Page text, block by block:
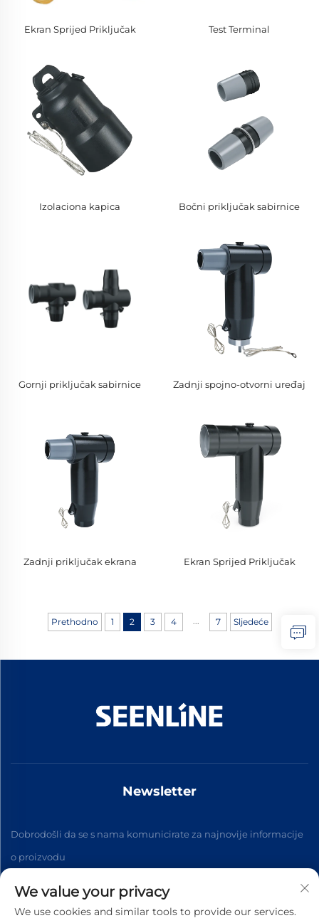
Ekran Sprijed Priključak Test Terminal
Izolaciona kapica Bočni priključak sabirnice
Gornji priključak sabirnice Zadnji spojno-otvorni uređaj
Zadnji priključak ekrana Ekran Sprijed Priključak
Prethodno 1 2 3 4 7 Sljedeće
Newsletter
Dobrodošli da se s nama komunicirate za najnovije informacije
o proizvodu
Prijavite se
We value your privacy
We use cookies and similar tools to provide our services.